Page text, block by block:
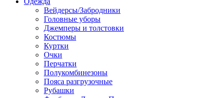
Вейдерсы/Забродники
Головные уборы
Джемперы и толстовки
Костюмы
Куртки
Очки
Перчатки
Полукомбинезоны
Пояса разгрузочные
Рубашки